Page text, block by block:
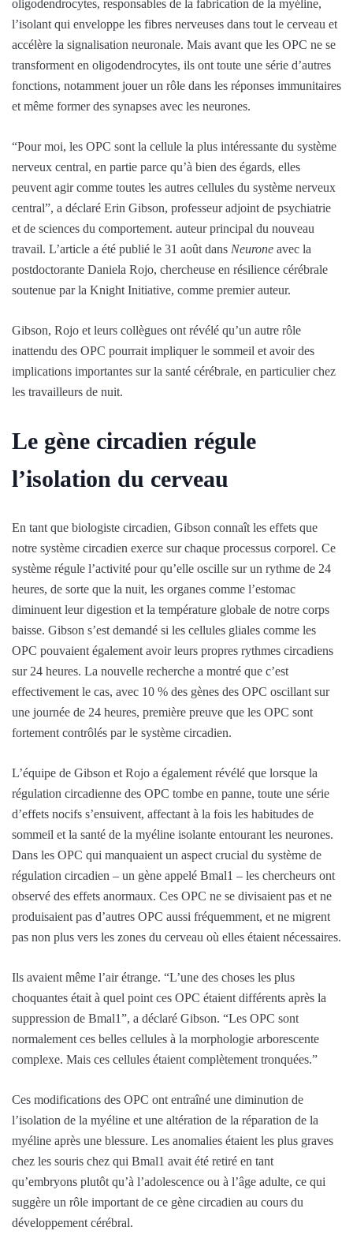
oligodendrocytes, responsables de la fabrication de la myéline,
l’isolant qui enveloppe les fibres nerveuses dans tout le cerveau et
accélère la signalisation neuronale. Mais avant que les OPC ne se
transforment en oligodendrocytes, ils ont toute une série d’autres
fonctions, notamment jouer un rôle dans les réponses immunitaires
et même former des synapses avec les neurones.
“Pour moi, les OPC sont la cellule la plus intéressante du système
nerveux central, en partie parce qu’à bien des égards, elles
peuvent agir comme toutes les autres cellules du système nerveux
central”, a déclaré Erin Gibson, professeur adjoint de psychiatrie
et de sciences du comportement. auteur principal du nouveau
travail. L’article a été publié le 31 août dans Neurone avec la
postdoctorante Daniela Rojo, chercheuse en résilience cérébrale
soutenue par la Knight Initiative, comme premier auteur.
Gibson, Rojo et leurs collègues ont révélé qu’un autre rôle
inattendu des OPC pourrait impliquer le sommeil et avoir des
implications importantes sur la santé cérébrale, en particulier chez
les travailleurs de nuit.
Le gène circadien régule
l’isolation du cerveau
En tant que biologiste circadien, Gibson connaît les effets que
notre système circadien exerce sur chaque processus corporel. Ce
système régule l’activité pour qu’elle oscille sur un rythme de 24
heures, de sorte que la nuit, les organes comme l’estomac
diminuent leur digestion et la température globale de notre corps
baisse. Gibson s’est demandé si les cellules gliales comme les
OPC pouvaient également avoir leurs propres rythmes circadiens
sur 24 heures. La nouvelle recherche a montré que c’est
effectivement le cas, avec 10 % des gènes des OPC oscillant sur
une journée de 24 heures, première preuve que les OPC sont
fortement contrôlés par le système circadien.
L’équipe de Gibson et Rojo a également révélé que lorsque la
régulation circadienne des OPC tombe en panne, toute une série
d’effets nocifs s’ensuivent, affectant à la fois les habitudes de
sommeil et la santé de la myéline isolante entourant les neurones.
Dans les OPC qui manquaient un aspect crucial du système de
régulation circadien – un gène appelé Bmal1 – les chercheurs ont
observé des effets anormaux. Ces OPC ne se divisaient pas et ne
produisaient pas d’autres OPC aussi fréquemment, et ne migrent
pas non plus vers les zones du cerveau où elles étaient nécessaires.
Ils avaient même l’air étrange. “L’une des choses les plus
choquantes était à quel point ces OPC étaient différents après la
suppression de Bmal1”, a déclaré Gibson. “Les OPC sont
normalement ces belles cellules à la morphologie arborescente
complexe. Mais ces cellules étaient complètement tronquées.”
Ces modifications des OPC ont entraîné une diminution de
l’isolation de la myéline et une altération de la réparation de la
myéline après une blessure. Les anomalies étaient les plus graves
chez les souris chez qui Bmal1 avait été retiré en tant
qu’embryons plutôt qu’à l’adolescence ou à l’âge adulte, ce qui
suggère un rôle important de ce gène circadien au cours du
développement cérébral.